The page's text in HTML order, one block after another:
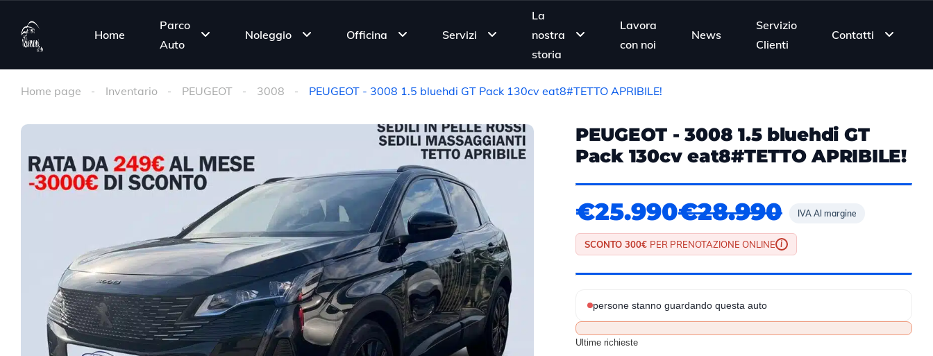
Home
Parco
Auto
Noleggio Officina Servizi
La
nostra
storia
Lavora
con noi
News
Servizio
Clienti
Contatti
Home page Inventario PEUGEOT 3008 PEUGEOT - 3008 1.5 bluehdi GT Pack 130cv eat8#TETTO APRIBILE!
PEUGEOT - 3008 1.5 bluehdi GT
Pack 130cv eat8#TETTO APRIBILE!
€25.990€28.990 IVA Al margine
SCONTO 300€ PER PRENOTAZIONE ONLINE i
persone stanno guardando questa auto
Ultime richieste